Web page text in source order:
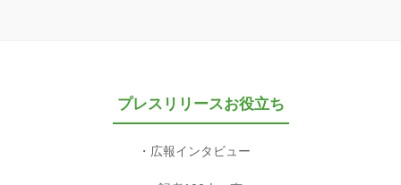
プレスリリースお役立ち
広報インタビュー